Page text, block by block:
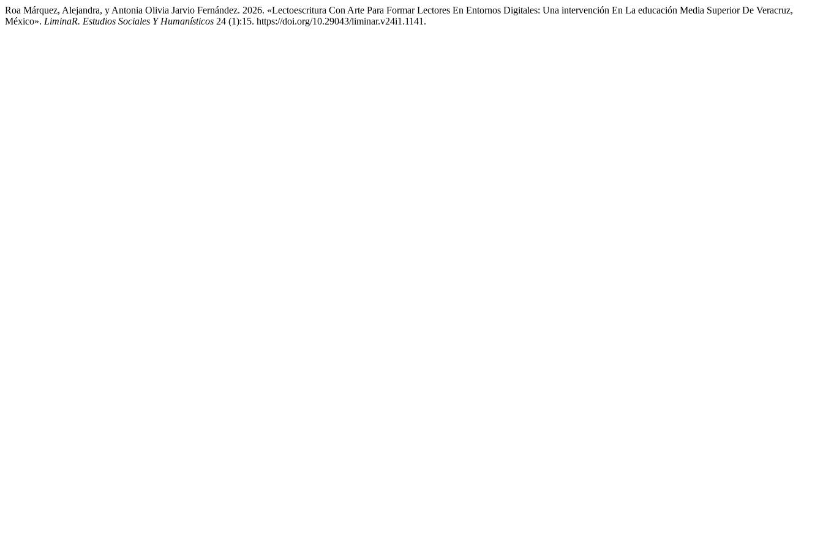
Roa Márquez, Alejandra, y Antonia Olivia Jarvio Fernández. 2026. «Lectoescritura Con Arte Para Formar Lectores En Entornos Digitales: Una intervención En La educación Media Superior De Veracruz,
México». LiminaR. Estudios Sociales Y Humanísticos 24 (1):15. https://doi.org/10.29043/liminar.v24i1.1141.